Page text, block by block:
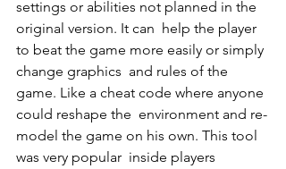
settings or abilities not planned in the
original version. It can  help the player
to beat the game more easily or simply
change graphics  and rules of the
game. Like a cheat code where anyone
could reshape the  environment and re-
model the game on his own. This tool
was very popular  inside players